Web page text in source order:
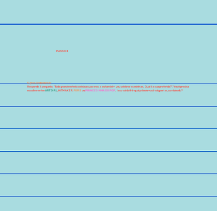
PASSO 3
O grande momento
Responda à pergunta: “Toda grande estrela celebra suas eras, e eu também vou celebrar as minhas. Qual é a sua preferida?". Você precisa
escolher entreART GiRL ,HiTMAKER ,FOFiSouPRiNCESiNHA DO POP . Isso vai definir qual prêmio você vai ganhar, combinado?